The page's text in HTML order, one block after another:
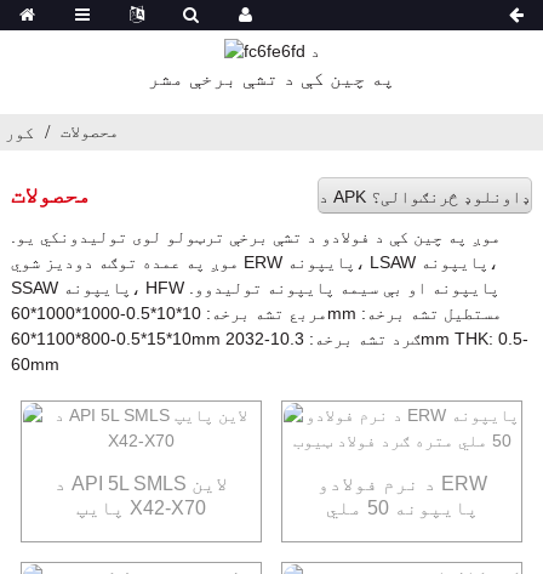
په چین کې د تشې برخې مشر
کور محصولات
محصولات د APK ډاونلوډ څرنګوالی؟
موږ په چین کې د فولادو د تشې برخې ترټولو لوی تولیدونکي یو.
موږ په عمده توګه دودیز شوي ERW پایپونه، LSAW پایپونه،
SSAW پایپونه، HFW پایپونه او بې سیمه پایپونه تولیدوو.
مربع تشه برخه: 10*10*0.5-1000*1000*60mm مستطیل تشه برخه:
10*15*0.5-800*1100*60mm ګرد تشه برخه: 10.3-2032mm THK: 0.5-
60mm
د API 5L SMLS لاین
پایپ X42-X70
د نرم فولادو ERW
پایپونه 50 ملي